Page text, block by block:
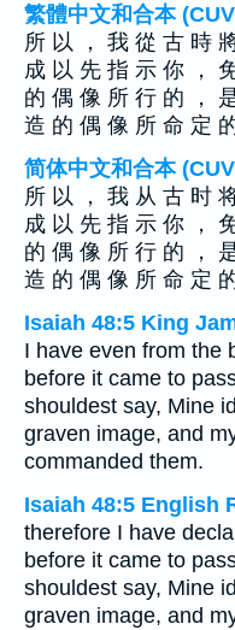
繁體中文和合本
所 以 ， 我 從 古 時
成 以 先 指 示 你 ，
的 偶 像 所 行 的 ，
造 的 偶 像 所 命 定 的
简体中文和合本
所 以 ， 我 从 古 时
成 以 先 指 示 你 ，
的 偶 像 所 行 的 ，
造 的 偶 像 所 命 定 的
Isaiah 48:5 King
I have even from the
before it came to
shouldest say, Mine
graven image, and
commanded them.
Isaiah 48:5 English
therefore I have
before it came to
shouldest say, Mine
graven image, and